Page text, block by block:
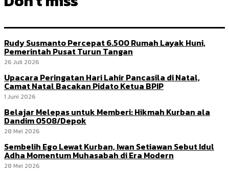
Rudy Susmanto Percepat 6.500 Rumah Layak Huni,
Pemerintah Pusat Turun Tangan
26 Juli 2026
Upacara Peringatan Hari Lahir Pancasila di Natal,
Camat Natal Bacakan Pidato Ketua BPIP
1 Juni 2026
Belajar Melepas untuk Memberi: Hikmah Kurban ala
Dandim 0508/Depok
28 Mei 2026
Sembelih Ego Lewat Kurban, Iwan Setiawan Sebut Idul
Adha Momentum Muhasabah di Era Modern
28 Mei 2026